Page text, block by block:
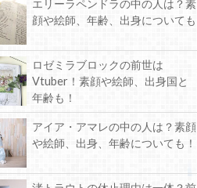
エリーラペンドラの中の人は？素
顔や絵師、年齢、出身についても
ロゼミラブロックの前世は
Vtuber！素顔や絵師、出身国と
年齢も！
アイア・アマレの中の人は？素顔
や絵師、出身、年齢についても！